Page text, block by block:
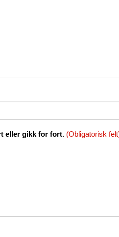
eller gikk for fort. (Obligatorisk